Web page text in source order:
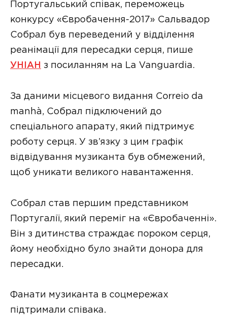
Португальський співак, переможець
конкурсу «Євробачення-2017» Сальвадор
Собрал був переведений у відділення
реанімації для пересадки серця, пише
УНІАН
з посиланням на La Vanguardia.
За даними місцевого видання Correio da
manhà, Собрал підключений до
спеціального апарату, який підтримує
роботу серця. У зв’язку з цим графік
відвідування музиканта був обмежений,
щоб уникати великого навантаження.
Собрал став першим представником
Португалії, який переміг на «Євробаченні».
Він з дитинства страждає пороком серця,
йому необхідно було знайти донора для
пересадки.
Фанати музиканта в соцмережах
підтримали співака.